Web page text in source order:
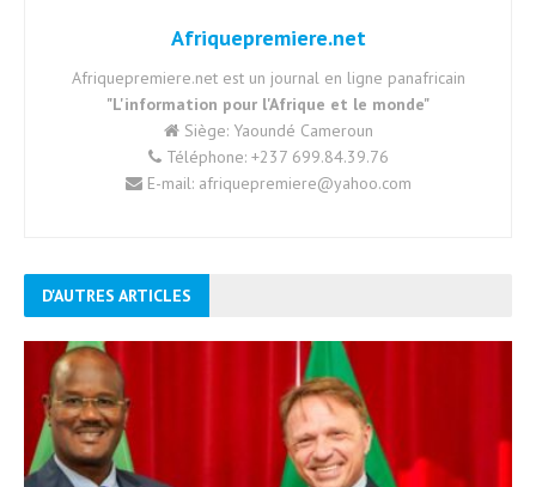
Afriquepremiere.net
Afriquepremiere.net est un journal en ligne panafricain
"L'information pour l'Afrique et le monde"
Siège: Yaoundé Cameroun
Téléphone: +237 699.84.39.76
E-mail: afriquepremiere@yahoo.com
D'AUTRES ARTICLES